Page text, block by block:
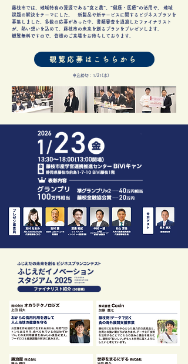
藤枝市では、地域特有の資源である“食と農”、“健康・医療”の活用や、 地域
課題の解決をテーマにした、 新製品や新サービスに関するビジネスプランを
募集しました。多数の応募があった中、書類審査を通過したファイナリスト
が、熱い想いを込めて、藤枝市の未来を創るプランをプレゼンします。
​観覧無料ですので、皆様のご来場をお待ちしております。
観覧応募はこちらから
申込締切：1/21(水)